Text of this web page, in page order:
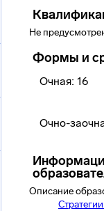
Не
Формы и
Очная: 16
Очно-
Описание